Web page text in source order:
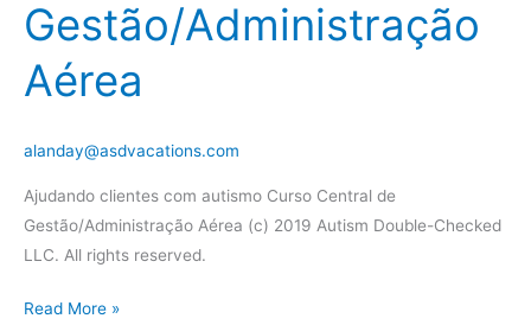
Gestão/Administração
Aérea
alanday@asdvacations.com
Ajudando clientes com autismo Curso Central de
Gestão/Administração Aérea (c) 2019 Autism Double-Checked
LLC. All rights reserved.
Curso
Read More »